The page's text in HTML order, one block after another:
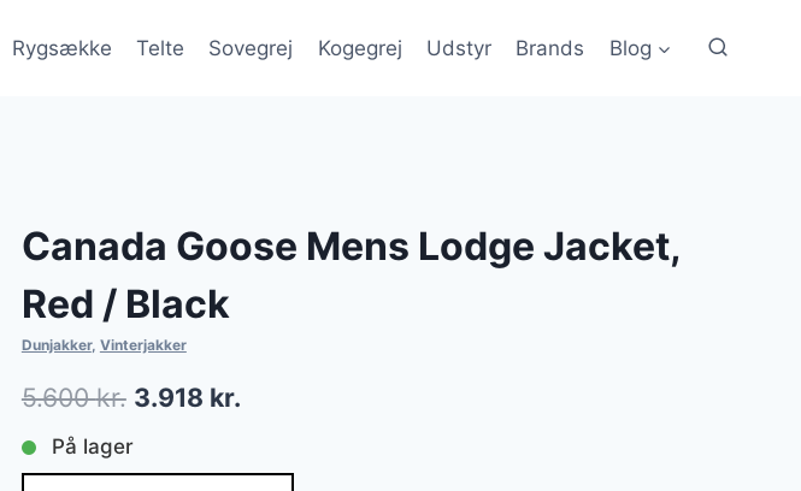
Rygsække Telte Sovegrej Kogegrej Udstyr Brands Blog
Canada Goose Mens Lodge Jacket,
Red / Black
Dunjakker, Vinterjakker
5.600kr. Den
oprindelige
pris
3.918 kr.Den
pris
På lager